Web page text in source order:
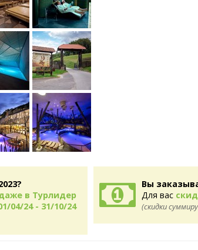
в Турлидер
04/24 - 31/10/24
Вы
Для вас
(скидки